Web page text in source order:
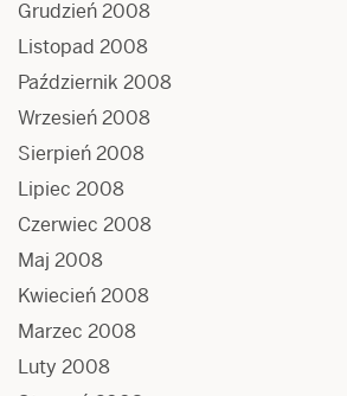
Grudzień 2008
Listopad 2008
Październik 2008
Wrzesień 2008
Sierpień 2008
Lipiec 2008
Czerwiec 2008
Maj 2008
Kwiecień 2008
Marzec 2008
Luty 2008